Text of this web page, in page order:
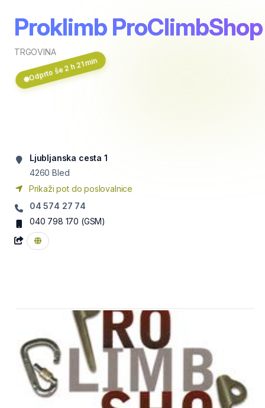
Proklimb ProClimbShop
TRGOVINA
Odprto še 2 h 21 min
Ljubljanska cesta 1
4260 Bled
Prikaži pot do poslovalnice
04 574 27 74
040 798 170 (GSM)